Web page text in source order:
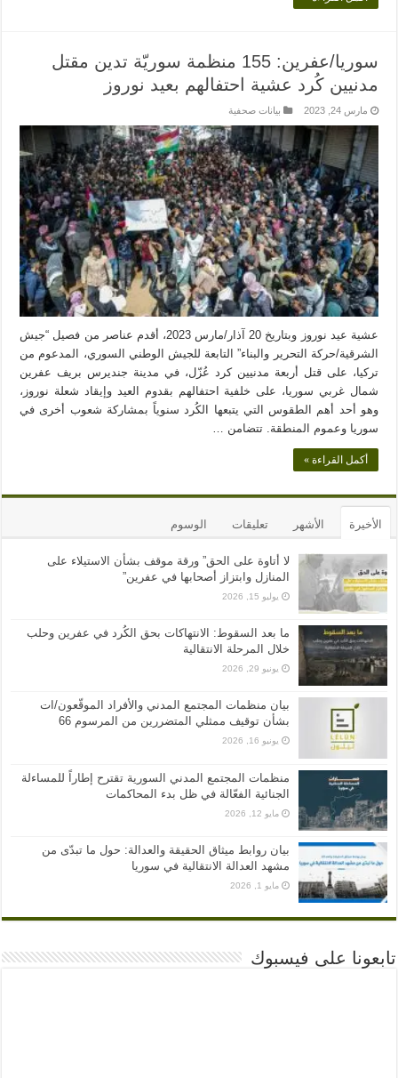
سوريا/عفرين: 155 منظمة سوريّة تدين مقتل
مدنيين كُرد عشية احتفالهم بعيد نوروز
مارس 24, 2023 بيانات صحفية
عشية عيد نوروز وبتاريخ 20 آذار/مارس 2023، أقدم عناصر من فصيل “جيش
الشرقية/حركة التحرير والبناء” التابعة للجيش الوطني السوري، المدعوم من
تركيا، على قتل أربعة مدنيين كرد عُزّل، في مدينة جنديرس بريف عفرين
شمال غربي سوريا، على خلفية احتفالهم بقدوم العيد وإيقاد شعلة نوروز،
وهو أحد أهم الطقوس التي يتبعها الكُرد سنوياً بمشاركة شعوب أخرى في
سوريا وعموم المنطقة. تتضامن …
أكمل القراءة »
الأخيرة الأشهر تعليقات الوسوم
لا أتاوة على الحق” ورقة موقف بشأن الاستيلاء على
المنازل وابتزاز أصحابها في عفرين”
يوليو 15, 2026
ما بعد السقوط: الانتهاكات بحق الكُرد في عفرين وحلب
خلال المرحلة الانتقالية
يونيو 29, 2026
بيان منظمات المجتمع المدني والأفراد الموقّعون/ات
بشأن توقيف ممثلي المتضررين من المرسوم 66
يونيو 16, 2026
منظمات المجتمع المدني السورية تقترح إطاراً للمساءلة
الجنائية الفعّالة في ظل بدء المحاكمات
مايو 12, 2026
بيان روابط ميثاق الحقيقة والعدالة: حول ما تبدّى من
مشهد العدالة الانتقالية في سوريا
مايو 1, 2026
تابعونا على فيسبوك